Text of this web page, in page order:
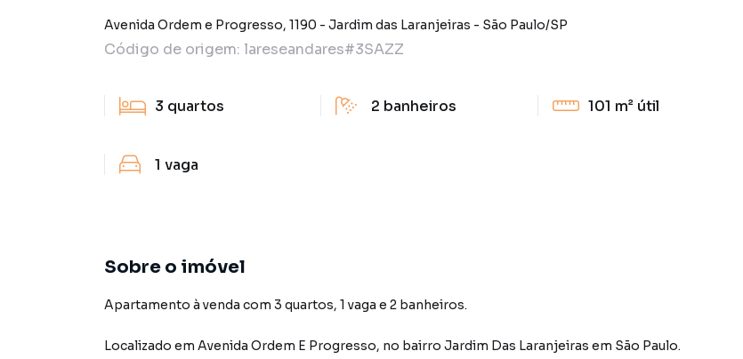
Avenida Ordem e Progresso, 1190 - Jardim das Laranjeiras - São Paulo/SP
Código de origem: lareseandares#3SAZZ
3 quartos 2 banheiros 101 m² útil
1 vaga
Sobre o imóvel
Apartamento à venda com 3 quartos, 1 vaga e 2 banheiros.
Localizado em Avenida Ordem E Progresso, no bairro Jardim Das Laranjeiras em São Paulo.